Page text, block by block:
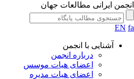
ایرانی مطالعات جهان
EN
آشنایی با انجمن
درباره انجمن
اعضای هیات موسس
اعضای هیات مدیره